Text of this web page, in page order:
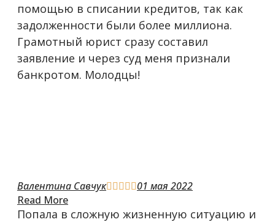
помощью в списании кредитов, так как
задолженности были более миллиона.
Грамотный юрист сразу составил
заявление и через суд меня признали
банкротом. Молодцы!
Валентина Савчук    01 мая 2022
Read More
Попала в сложную жизненную ситуацию и